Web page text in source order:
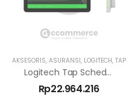
AKSESORIS, ASURANSI, LOGITECH, TAP
Logitech Tap Scheduler Meeting Room Scheduling Panel
Rp22.964.216